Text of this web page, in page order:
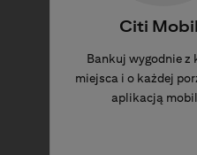
Citi
Bankuj wygodnie z
miejsca i o każdej
aplikacją